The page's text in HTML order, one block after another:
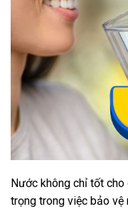
Nước không chỉ tốt
trọng trong việc bảo vệ